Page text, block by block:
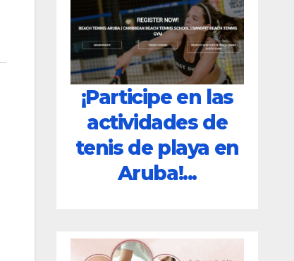
¡Participe en las
actividades de
tenis de playa en
Aruba!...